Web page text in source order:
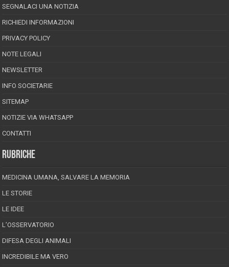
SEGNALACI UNA NOTIZIA
RICHIEDI INFORMAZIONI
PRIVACY POLICY
NOTE LEGALI
NEWSLETTER
INFO SOCIETARIE
SITEMAP
NOTIZIE VIA WHATSAPP
CONTATTI
RUBRICHE
MEDICINA UMANA, SALVARE LA MEMORIA
LE STORIE
LE IDEE
L’OSSERVATORIO
DIFESA DEGLI ANIMALI
INCREDIBILE MA VERO